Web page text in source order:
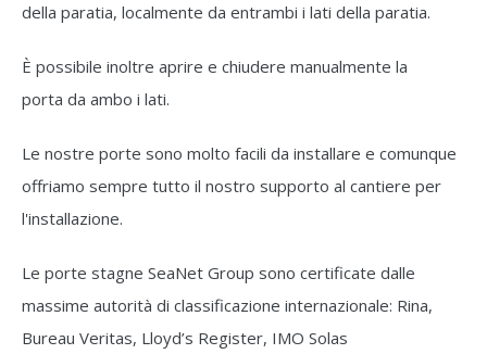
della paratia, localmente da entrambi i lati della paratia.
È possibile inoltre aprire e chiudere manualmente la
porta da ambo i lati.
Le nostre porte sono molto facili da installare e comunque
offriamo sempre tutto il nostro supporto al cantiere per
l'installazione.
Le porte stagne SeaNet Group sono certificate dalle
massime autorità di classificazione internazionale: Rina,
Bureau Veritas, Lloyd’s Register, IMO Solas